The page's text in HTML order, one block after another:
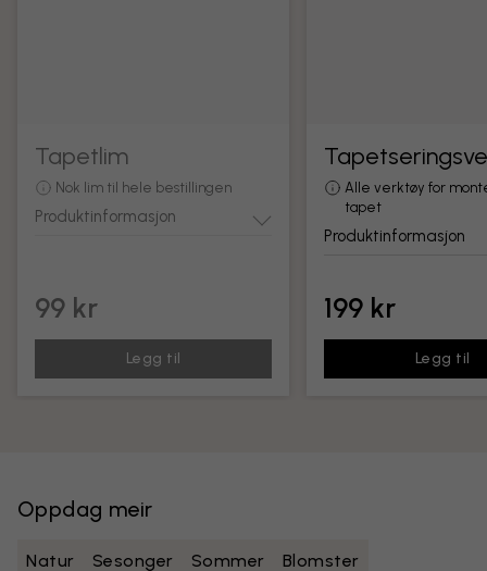
Tapetlim
Nok lim til hele bestillingen
Produktinformasjon
99 kr
Legg til
Alle verktøy for
tapet
Produktinformasjon
199 kr
Legg til
Oppdag meir
Natur Sesonger Sommer Blomster